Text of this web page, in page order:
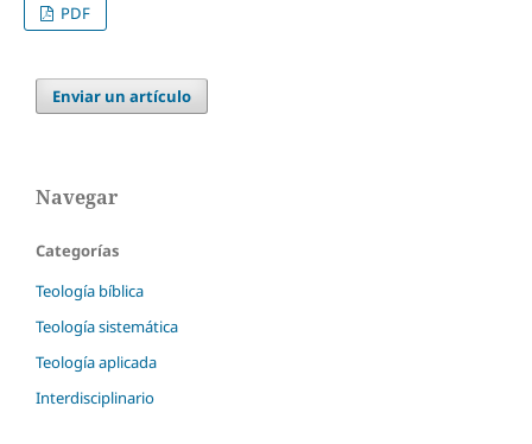
PDF
Enviar un artículo
Navegar
Categorías
Teología bíblica
Teología sistemática
Teología aplicada
Interdisciplinario